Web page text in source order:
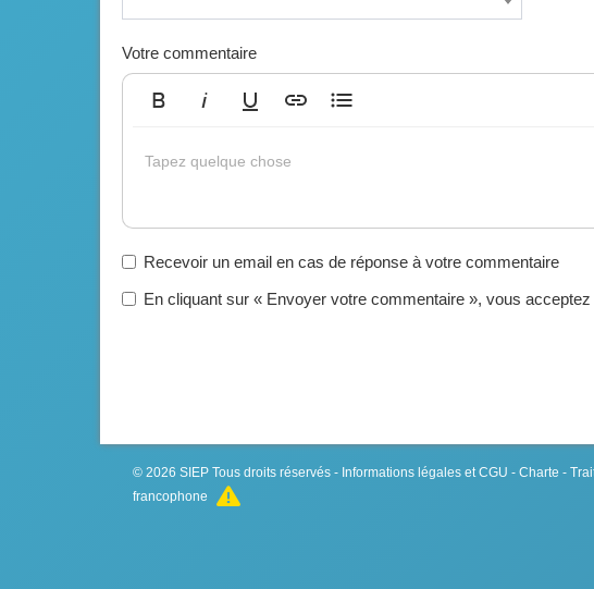
Votre commentaire
Tapez quelque chose
Recevoir un email en cas de réponse à votre commentaire
En cliquant sur « Envoyer votre commentaire », vous
© 2026 SIEP Tous droits réservés - Informations légales et CGU - Charte -
francophone